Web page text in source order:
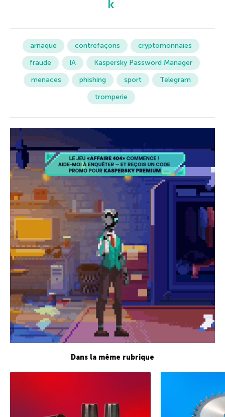
arnaque contrefaçons
cryptomonnaies
fraude
IA
Kaspersky Password Manager
menaces
phishing sport
Telegram
tromperie
Dans la même rubrique